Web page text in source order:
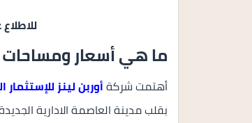
ما هي أسعار ومساحات
أهتمت شركةأوربن لينز للإستثمار
بقلب مدينة العاصمة الادارية